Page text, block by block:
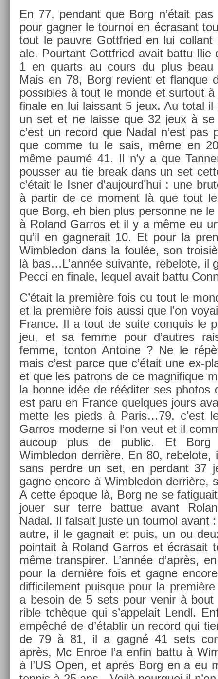
En 77, pen­dant que Borg n’était
pour gagn­er le tour­noi en écrasant
tout le pauv­re Gottfried en lui
ale. Pour­tant Gottfried avait battu Ilie
1 en quarts au cours du plus beau
Mais en 78, Borg re­vient et flan­que
pos­sibles à tout le monde et sur­tout
fin­ale en lui lais­sant 5 jeux. Au total il
un set et ne lais­se que 32 jeux à
c’est un re­cord que Nadal n’est
que comme tu le sais, même en
même paumé 41. Il n’y a que
pouss­er au tie break dans un set
c’était le Isner d’aujourd’hui : une
à par­tir de ce mo­ment là que tout
que Borg, eh bien plus per­son­ne ne
à Roland Gar­ros et il y a même eu
qu’il en gag­nerait 10. Et pour la
Wimbledon dans la foulée, son
là bas…L’année suivan­te, re­belote, il
Pecci en fin­ale, lequel avait battu
C’était la première fois ou tout le
et la première fois aussi que l’on
Fran­ce. Il a tout de suite con­quis le
jeu, et sa femme pour d’aut­res
femme, ton­ton An­toine ? Ne le
mais c’est parce que c’était une ex-
et que les pat­rons de ce mag­nifique
la bonne idée de rééditer ses photos
est paru en Fran­ce quel­ques jours
mette les pieds à Paris…79, c’est
Gar­ros moder­ne si l’on veut et il
aucoup plus de pub­lic. Et Borg
Wimbledon derrière. En 80, re­belote,
sans per­dre un set, en per­dant 37
gagne en­core à Wimbledon derrière,
A cette époque là, Borg ne se
jouer sur terre bat­tue avant
Nadal. Il faisait juste un tour­noi avant
autre, il le gag­nait et puis, un ou
poin­tait à Roland Gar­ros et écrasait
même trans­pir­er. L’année d’après,
pour la dernière fois et gagne
dif­ficile­ment puis­que pour la
a be­soin de 5 sets pour venir à
rible tchèque qui s’ap­pelait Lendl.
empêché de d’étab­lir un re­cord qui
de 79 à 81, il a gagné 41 sets
après, Mc Enroe l’a enfin battu à
à l’US Open, et après Borg en a eu